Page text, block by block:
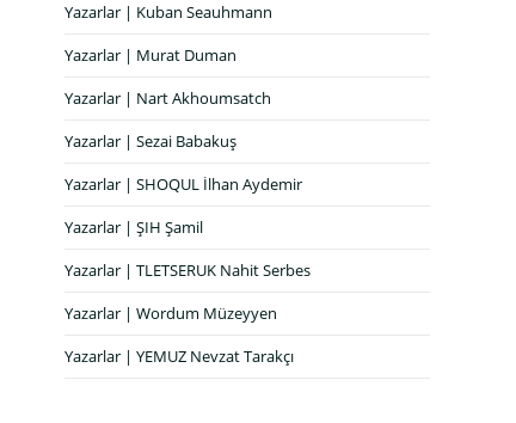
Yazarlar | Kuban Seauhmann
Yazarlar | Murat Duman
Yazarlar | Nart Akhoumsatch
Yazarlar | Sezai Babakuş
Yazarlar | SHOQUL İlhan Aydemir
Yazarlar | ŞIH Şamil
Yazarlar | TLETSERUK Nahit Serbes
Yazarlar | Wordum Müzeyyen
Yazarlar | YEMUZ Nevzat Tarakçı